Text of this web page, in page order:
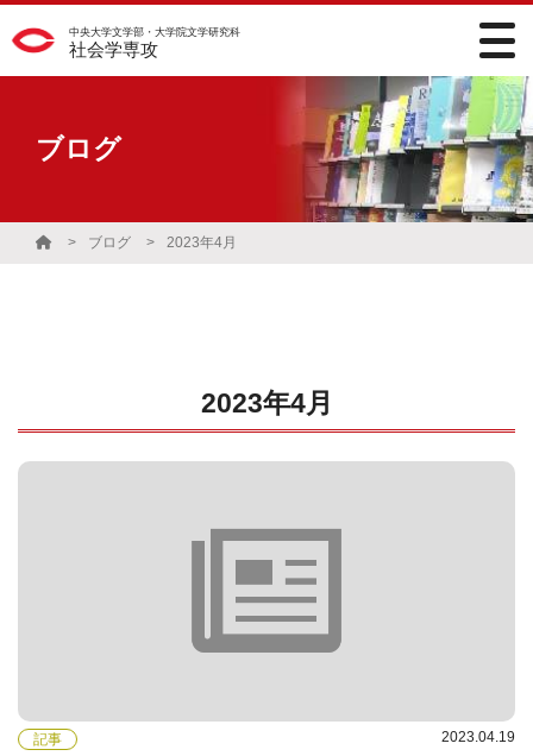
中央大学文学部・大学院文学研究科
社会学専攻
ブログ
ブログ 2023年4月
2023年4月
記事 2023.04.19